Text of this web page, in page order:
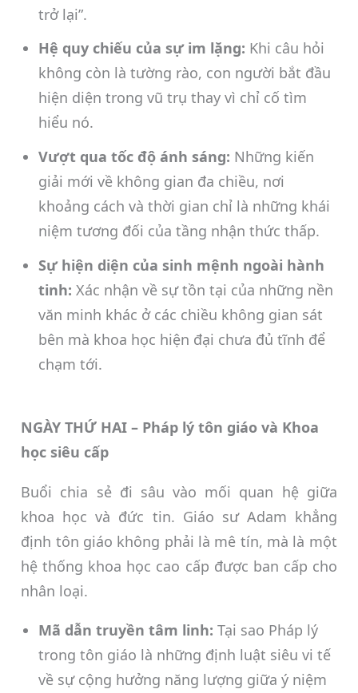
trở lại”.
Hệ quy chiếu của sự im lặng: Khi câu hỏi
không còn là tường rào, con người bắt đầu
hiện diện trong vũ trụ thay vì chỉ cố tìm
hiểu nó.
Vượt qua tốc độ ánh sáng: Những kiến
giải mới về không gian đa chiều, nơi
khoảng cách và thời gian chỉ là những khái
niệm tương đối của tầng nhận thức thấp.
Sự hiện diện của sinh mệnh ngoài hành
tinh: Xác nhận về sự tồn tại của những nền
văn minh khác ở các chiều không gian sát
bên mà khoa học hiện đại chưa đủ tĩnh để
chạm tới.
NGÀY THỨ HAI – Pháp lý tôn giáo và Khoa
học siêu cấp
Buổi chia sẻ đi sâu vào mối quan hệ giữa
khoa học và đức tin. Giáo sư Adam khẳng
định tôn giáo không phải là mê tín, mà là một
hệ thống khoa học cao cấp được ban cấp cho
nhân loại.
Mã dẫn truyền tâm linh: Tại sao Pháp lý
trong tôn giáo là những định luật siêu vi tế
về sự cộng hưởng năng lượng giữa ý niệm